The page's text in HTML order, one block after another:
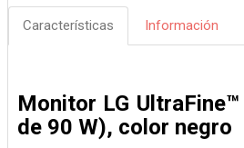
Características Información
Monitor LG
de 90 W), color negro